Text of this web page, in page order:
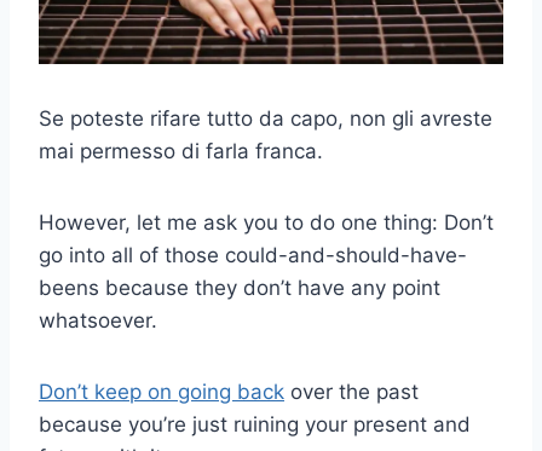
Se poteste rifare tutto da capo, non gli avreste
mai permesso di farla franca.
However, let me ask you to do one thing: Don’t
go into all of those could-and-should-have-
beens because they don’t have any point
whatsoever.
Don’t keep on going back over the past
because you’re just ruining your present and